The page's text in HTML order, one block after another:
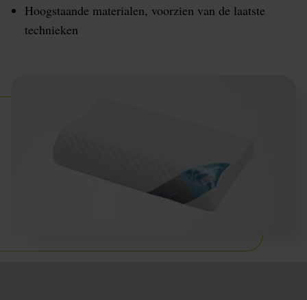
Hoogstaande materialen, voorzien van de laatste
technieken